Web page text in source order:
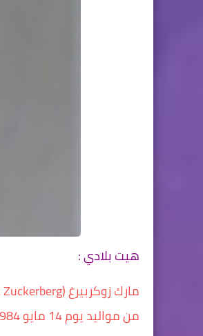
هيت بلادي :
من مواليد يوم 14 مايو 1984 في وايت بلينس، نيويورك، الولايات المتحدة الأمريكية.